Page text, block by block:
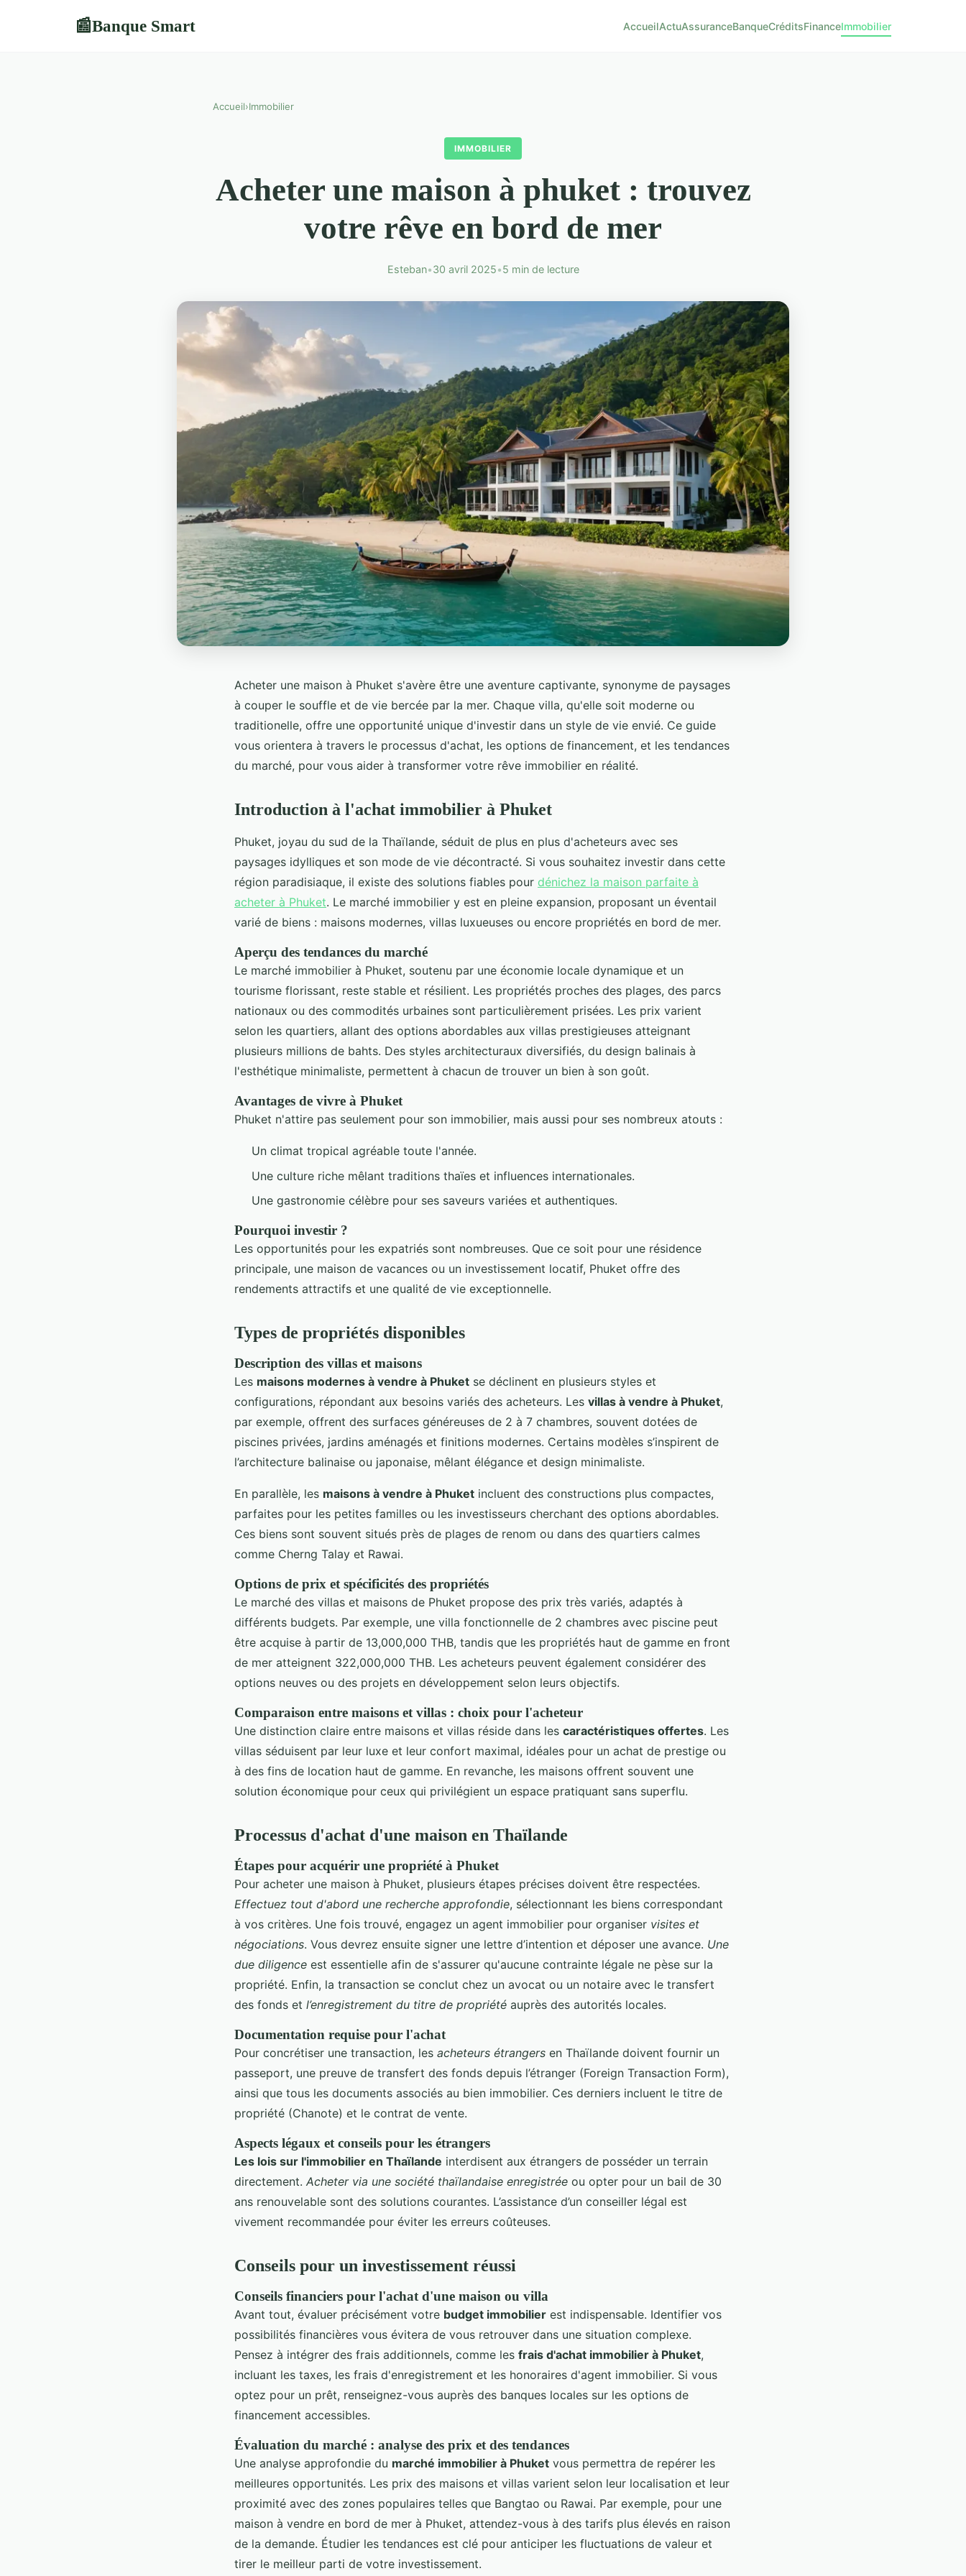
📰Banque Smart AccueilActuAssuranceBanqueCréditsFinanceImmobilier
Accueil›Immobilier
IMMOBILIER
Acheter une maison à phuket : trouvez
votre rêve en bord de mer
Esteban•30 avril 2025•5 min de lecture
Acheter une maison à Phuket s'avère être une aventure captivante, synonyme de paysages
à couper le souffle et de vie bercée par la mer. Chaque villa, qu'elle soit moderne ou
traditionelle, offre une opportunité unique d'investir dans un style de vie envié. Ce guide
vous orientera à travers le processus d'achat, les options de financement, et les tendances
du marché, pour vous aider à transformer votre rêve immobilier en réalité.
Introduction à l'achat immobilier à Phuket
Phuket, joyau du sud de la Thaïlande, séduit de plus en plus d'acheteurs avec ses
paysages idylliques et son mode de vie décontracté. Si vous souhaitez investir dans cette
région paradisiaque, il existe des solutions fiables pour dénichez la maison parfaite à
acheter à Phuket. Le marché immobilier y est en pleine expansion, proposant un éventail
varié de biens : maisons modernes, villas luxueuses ou encore propriétés en bord de mer.
Aperçu des tendances du marché
Le marché immobilier à Phuket, soutenu par une économie locale dynamique et un
tourisme florissant, reste stable et résilient. Les propriétés proches des plages, des parcs
nationaux ou des commodités urbaines sont particulièrement prisées. Les prix varient
selon les quartiers, allant des options abordables aux villas prestigieuses atteignant
plusieurs millions de bahts. Des styles architecturaux diversifiés, du design balinais à
l'esthétique minimaliste, permettent à chacun de trouver un bien à son goût.
Avantages de vivre à Phuket
Phuket n'attire pas seulement pour son immobilier, mais aussi pour ses nombreux atouts :
Un climat tropical agréable toute l'année.
Une culture riche mêlant traditions thaïes et influences internationales.
Une gastronomie célèbre pour ses saveurs variées et authentiques.
Pourquoi investir ?
Les opportunités pour les expatriés sont nombreuses. Que ce soit pour une résidence
principale, une maison de vacances ou un investissement locatif, Phuket offre des
rendements attractifs et une qualité de vie exceptionnelle.
Types de propriétés disponibles
Description des villas et maisons
Les maisons modernes à vendre à Phuket se déclinent en plusieurs styles et
configurations, répondant aux besoins variés des acheteurs. Les villas à vendre à Phuket,
par exemple, offrent des surfaces généreuses de 2 à 7 chambres, souvent dotées de
piscines privées, jardins aménagés et finitions modernes. Certains modèles s’inspirent de
l’architecture balinaise ou japonaise, mêlant élégance et design minimaliste.
En parallèle, les maisons à vendre à Phuket incluent des constructions plus compactes,
parfaites pour les petites familles ou les investisseurs cherchant des options abordables.
Ces biens sont souvent situés près de plages de renom ou dans des quartiers calmes
comme Cherng Talay et Rawai.
Options de prix et spécificités des propriétés
Le marché des villas et maisons de Phuket propose des prix très variés, adaptés à
différents budgets. Par exemple, une villa fonctionnelle de 2 chambres avec piscine peut
être acquise à partir de 13,000,000 THB, tandis que les propriétés haut de gamme en front
de mer atteignent 322,000,000 THB. Les acheteurs peuvent également considérer des
options neuves ou des projets en développement selon leurs objectifs.
Comparaison entre maisons et villas : choix pour l'acheteur
Une distinction claire entre maisons et villas réside dans les caractéristiques offertes. Les
villas séduisent par leur luxe et leur confort maximal, idéales pour un achat de prestige ou
à des fins de location haut de gamme. En revanche, les maisons offrent souvent une
solution économique pour ceux qui privilégient un espace pratiquant sans superflu.
Processus d'achat d'une maison en Thaïlande
Étapes pour acquérir une propriété à Phuket
Pour acheter une maison à Phuket, plusieurs étapes précises doivent être respectées.
Effectuez tout d'abord une recherche approfondie, sélectionnant les biens correspondant
à vos critères. Une fois trouvé, engagez un agent immobilier pour organiser visites et
négociations. Vous devrez ensuite signer une lettre d’intention et déposer une avance. Une
due diligence est essentielle afin de s'assurer qu'aucune contrainte légale ne pèse sur la
propriété. Enfin, la transaction se conclut chez un avocat ou un notaire avec le transfert
des fonds et l’enregistrement du titre de propriété auprès des autorités locales.
Documentation requise pour l'achat
Pour concrétiser une transaction, les acheteurs étrangers en Thaïlande doivent fournir un
passeport, une preuve de transfert des fonds depuis l’étranger (Foreign Transaction Form),
ainsi que tous les documents associés au bien immobilier. Ces derniers incluent le titre de
propriété (Chanote) et le contrat de vente.
Aspects légaux et conseils pour les étrangers
Les lois sur l'immobilier en Thaïlande interdisent aux étrangers de posséder un terrain
directement. Acheter via une société thaïlandaise enregistrée ou opter pour un bail de 30
ans renouvelable sont des solutions courantes. L’assistance d’un conseiller légal est
vivement recommandée pour éviter les erreurs coûteuses.
Conseils pour un investissement réussi
Conseils financiers pour l'achat d'une maison ou villa
Avant tout, évaluer précisément votre budget immobilier est indispensable. Identifier vos
possibilités financières vous évitera de vous retrouver dans une situation complexe.
Pensez à intégrer des frais additionnels, comme les frais d'achat immobilier à Phuket,
incluant les taxes, les frais d'enregistrement et les honoraires d'agent immobilier. Si vous
optez pour un prêt, renseignez-vous auprès des banques locales sur les options de
financement accessibles.
Évaluation du marché : analyse des prix et des tendances
Une analyse approfondie du marché immobilier à Phuket vous permettra de repérer les
meilleures opportunités. Les prix des maisons et villas varient selon leur localisation et leur
proximité avec des zones populaires telles que Bangtao ou Rawai. Par exemple, pour une
maison à vendre en bord de mer à Phuket, attendez-vous à des tarifs plus élevés en raison
de la demande. Étudier les tendances est clé pour anticiper les fluctuations de valeur et
tirer le meilleur parti de votre investissement.